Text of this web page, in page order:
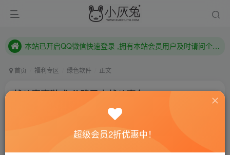
本站已开启QQ微信快速登录 ,拥有本站会员用户及时请问个人中心绑定！
本站已开启QQ微信快速登录 ,拥有本站会员用户及时请问个人中心绑定！
首页 福利专区 绿色软件 正文
战斗竞赛游戏 公路勇士战斗赛车
超级会员2折优惠中！